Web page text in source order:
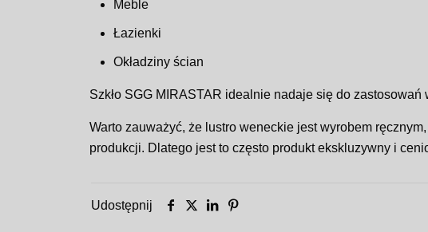
Meble
Łazienki
Okładziny ścian
Szkło SGG MIRASTAR idealnie nadaje się do
Warto zauważyć, że lustro weneckie jest wyrobem
produkcji. Dlatego jest to często produkt ekskluzywny i
Udostępnij